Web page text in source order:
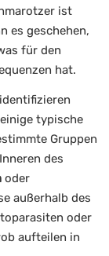
ist
es geschehen,
für den
hat.
typische
Gruppen
des
oder
außerhalb des
oder
aufteilen in